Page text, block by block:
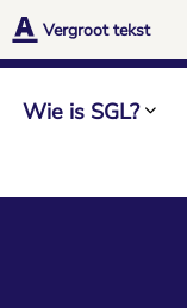
Vergroot tekst
Wie is SGL?